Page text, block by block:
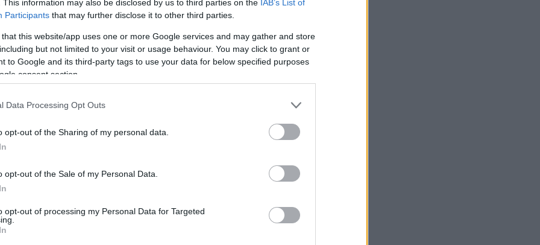
This information may also be disclosed by us to third parties on the IAB’s List of
Participants that may further disclose it to other third parties.
that this website/app uses one or more Google services and may gather and store
but not limited to your visit or usage behaviour. You may click to grant or
to Google and its third-party tags to use your data for below specified purposes
consent section.
Data Processing Opt Outs
opt-out of the Sharing of my personal data.
opt-out of the Sale of my Personal Data.
opt-out of processing my Personal Data for Targeted
Wszystko przez krytykę
stabilizatory, sprężyny, czy tuleje
nie tylko lepiej skręcać, ale także